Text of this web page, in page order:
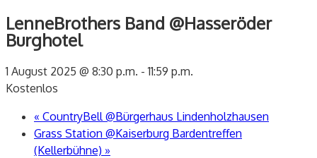
LenneBrothers Band @Hasseröder
Burghotel
1 August 2025 @ 8:30 p.m. -11:59 p.m.
Kostenlos
« CountryBell @Bürgerhaus Lindenholzhausen
Grass Station @Kaiserburg Bardentreffen
(Kellerbühne) »